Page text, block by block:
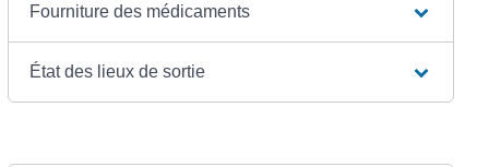
Fourniture des médicaments
État des lieux de sortie